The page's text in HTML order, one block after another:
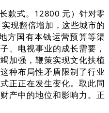
式。12800 元）针对零
现翻倍增加，这些城市的
方国有本钱运营预算等渠
、电视事业的成长需要，
加强，鞭策实现文化扶植
种布局性矛盾限制了行业
正正在发生变化。取此同
产中的地位和影响力。正